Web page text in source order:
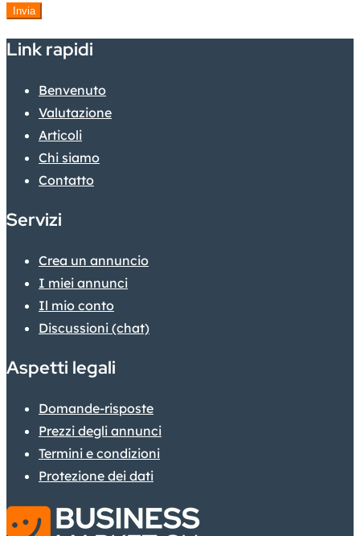
Invia
Link rapidi
Benvenuto
Valutazione
Articoli
Chi siamo
Contatto
Servizi
Crea un annuncio
I miei annunci
Il mio conto
Discussioni (chat)
Aspetti legali
Domande-risposte
Prezzi degli annunci
Termini e condizioni
Protezione dei dati